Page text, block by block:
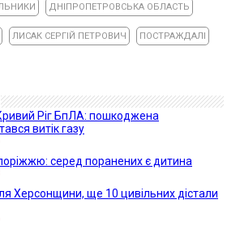
ДНІПРОПЕТРОВСЬКА ОБЛАСТЬ
ЛИСАК СЕРГІЙ ПЕТРОВИЧ ПОСТРАЖДАЛІ
Ріг БпЛА: пошкоджена
витік газу
серед поранених є дитина
Херсонщини, ще 10 цивільних дістали